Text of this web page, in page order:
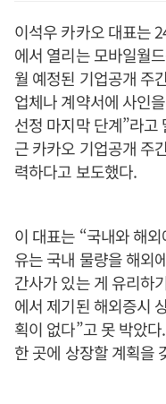
이석우 카카오 대표는
에서 열리는 모바일월
월 예정된 기업공개 주
업체나 계약서에 사인
선정 마지막 단계”라고
근 카카오 기업공개 주
력하다고 보도했다.
이 대표는 “국내와 해
유는 국내 물량을 해외
간사가 있는 게 유리하
에서 제기된 해외증시
획이 없다”고 못 박았
한 곳에 상장할 계획을